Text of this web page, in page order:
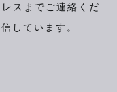
スまでご連絡くだ
しています。